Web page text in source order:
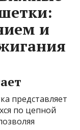
и
представляет
по цепной